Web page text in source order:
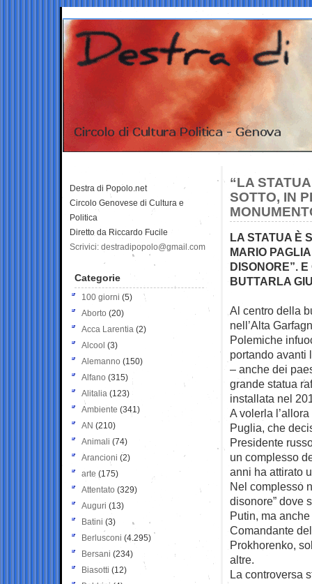
“LA
SOTTO, IN
LA STATUA È
MARIO
DISONORE”.
BUTTARLA
Al centro della
nell’Alta
Polemiche
portando avanti
– anche dei
grande statua
installata nel
A volerla
Puglia, che
Presidente
un complesso
anni ha attirato
Nel complesso
disonore” dove
Putin, ma
Comandante
Prokhorenko,
altre.
La controversa
Destra di Popolo.net
Circolo Genovese di Cultura e
Politica
Diretto da Riccardo Fucile
Scrivici: destradipopolo@gmail.com
Categorie
100 giorni (5)
Aborto (20)
Acca Larentia (2)
Alcool (3)
Alemanno (150)
Alfano (315)
Alitalia (123)
Ambiente (341)
AN (210)
Animali (74)
Arancioni (2)
arte (175)
Attentato (329)
Auguri (13)
Batini (3)
Berlusconi (4.295)
Bersani (234)
Biasotti (12)